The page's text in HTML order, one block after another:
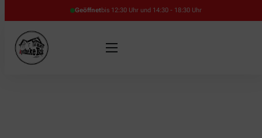
Geöffnetbis 12:30 Uhr und 14:30 - 18:30 Uhr